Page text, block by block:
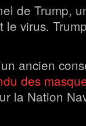
de Trump,
le virus.
ancien
des
la Nation